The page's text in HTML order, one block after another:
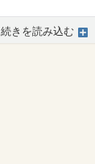
続きを読み込む